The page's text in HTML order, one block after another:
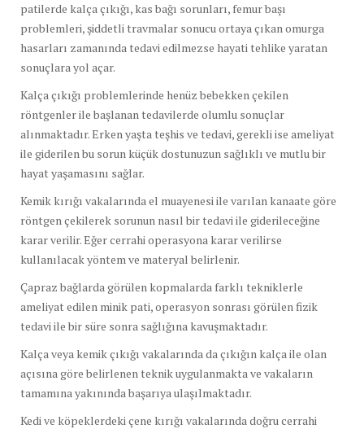
patilerde kalça çıkığı, kas bağı sorunları, femur başı
problemleri, şiddetli travmalar sonucu ortaya çıkan omurga
hasarları zamanında tedavi edilmezse hayati tehlike yaratan
sonuçlara yol açar.
Kalça çıkığı problemlerinde henüz bebekken çekilen
röntgenler ile başlanan tedavilerde olumlu sonuçlar
alınmaktadır. Erken yaşta teşhis ve tedavi, gerekli ise ameliyat
ile giderilen bu sorun küçük dostunuzun sağlıklı ve mutlu bir
hayat yaşamasını sağlar.
Kemik kırığı vakalarında el muayenesi ile varılan kanaate göre
röntgen çekilerek sorunun nasıl bir tedavi ile giderileceğine
karar verilir. Eğer cerrahi operasyona karar verilirse
kullanılacak yöntem ve materyal belirlenir.
Çapraz bağlarda görülen kopmalarda farklı tekniklerle
ameliyat edilen minik pati, operasyon sonrası görülen fizik
tedavi ile bir süre sonra sağlığına kavuşmaktadır.
Kalça veya kemik çıkığı vakalarında da çıkığın kalça ile olan
açısına göre belirlenen teknik uygulanmakta ve vakaların
tamamına yakınında başarıya ulaşılmaktadır.
Kedi ve köpeklerdeki çene kırığı vakalarında doğru cerrahi